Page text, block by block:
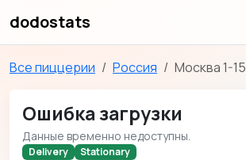
dodostats
Все пиццерии Россия Москва 1-15
Ошибка загрузки
Данные временно недоступны.
Delivery Stationary